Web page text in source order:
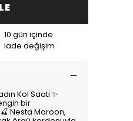
10 gün içinde
iade değişim
Kol Saati ✨
bir
Nesta Maroon,